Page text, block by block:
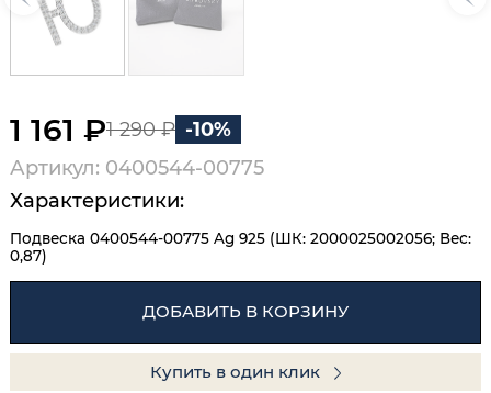
1 161 ₽1 290 ₽ -10%
Артикул: 0400544-00775
Характеристики:
Подвеска 0400544-00775 Ag 925 (ШК: 2000025002056; Вес:
0,87)
ДОБАВИТЬ В КОРЗИНУ
Купить в один клик